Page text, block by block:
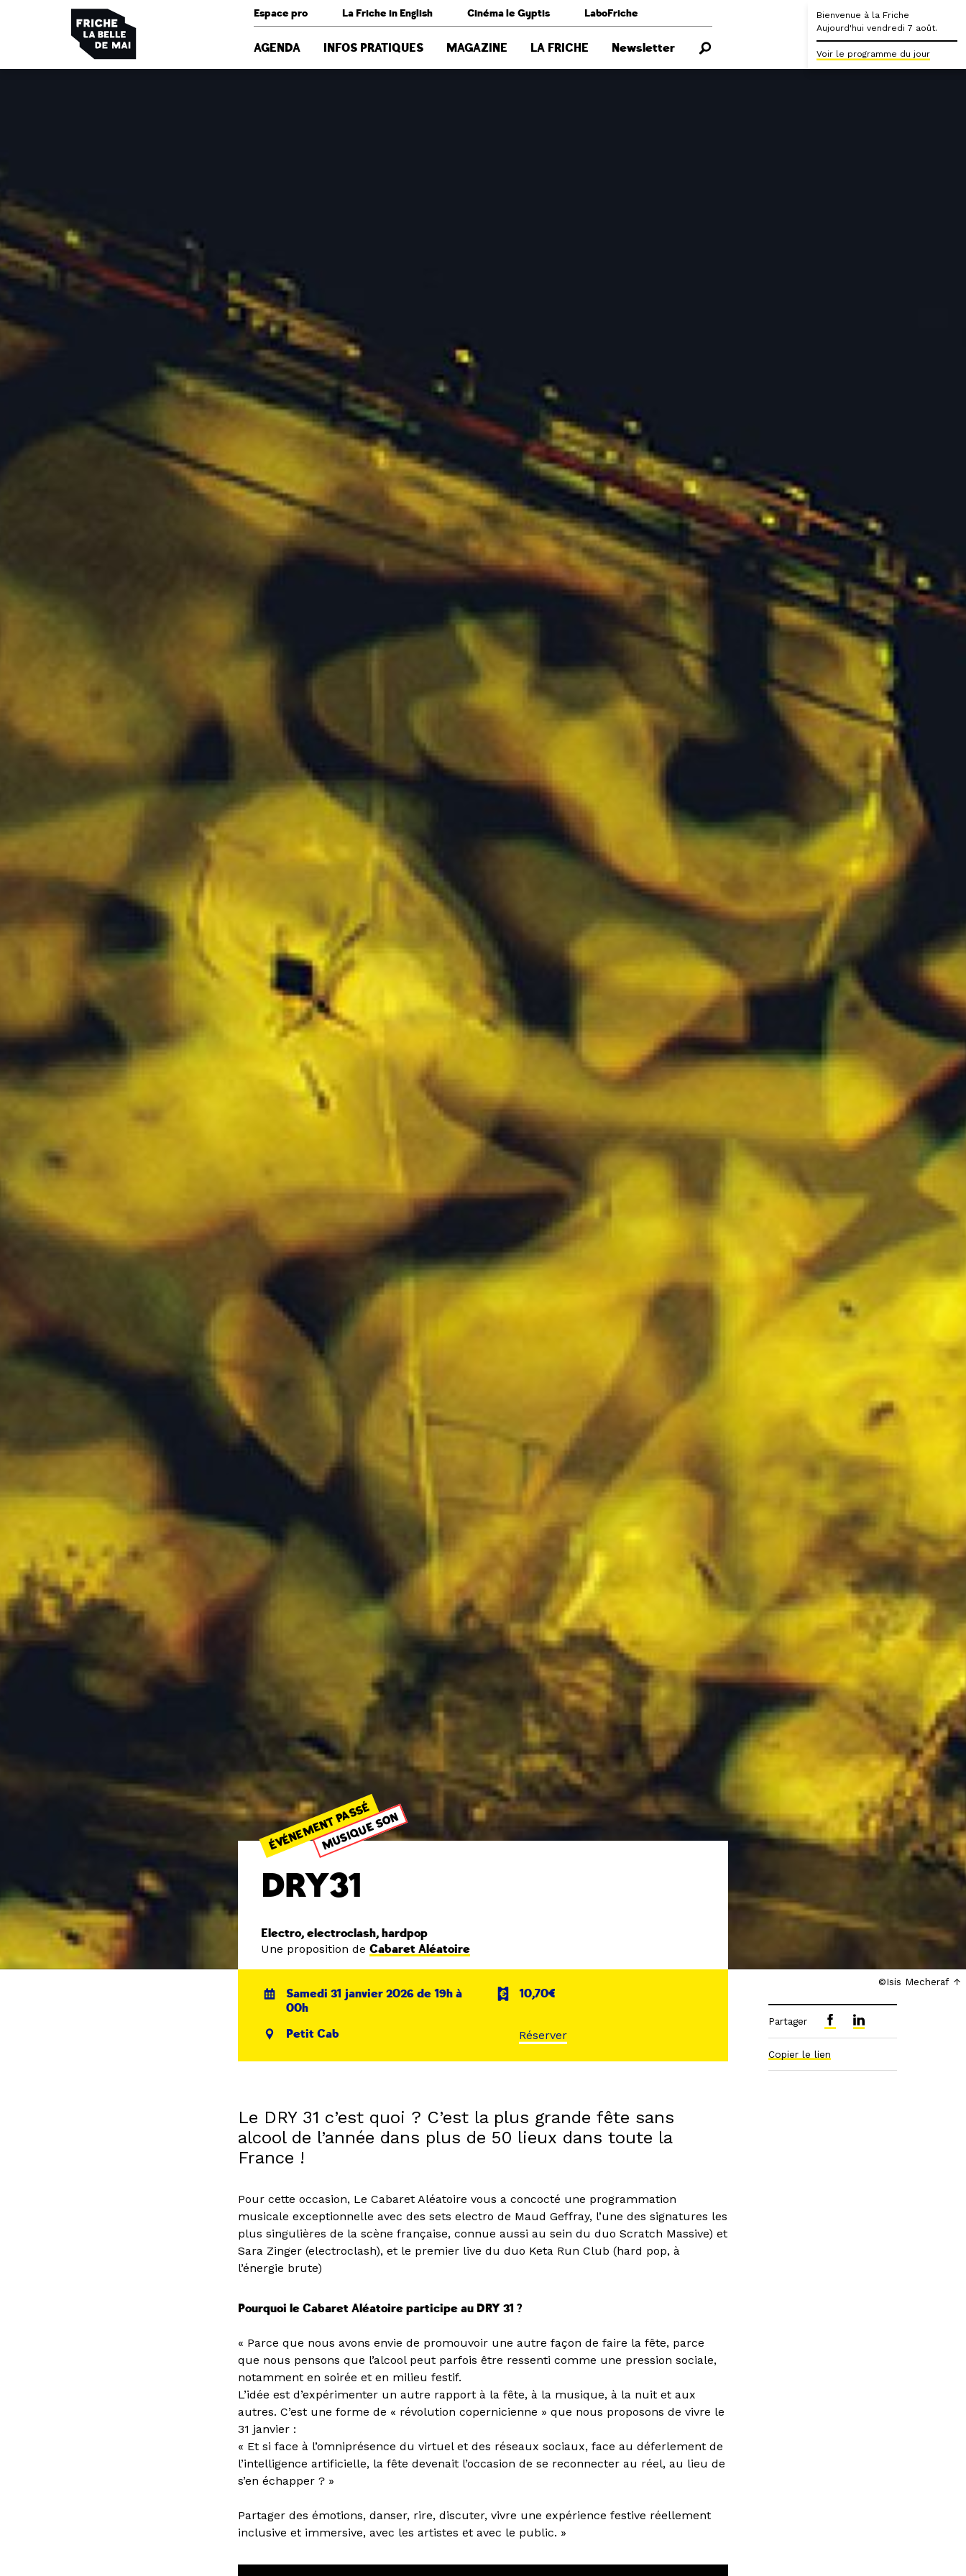
Espace pro La Friche in English Cinéma le Gyptis LaboFriche
AGENDA INFOS PRATIQUES MAGAZINE LA FRICHE Newsletter
Bienvenue à la Friche
Aujourd'hui vendredi 7 août.
Voir le programme du jour
©Isis Mecheraf
ÉVÉNEMENT PASSÉ
MUSIQUE SON
DRY31
Electro, electroclash, hardpop
Une proposition deCabaret Aléatoire
Samedi 31 janvier 2026 de 19h à
00h
10,70€
Petit Cab Réserver
Le DRY 31 c’est quoi ? C’est la plus grande fête sans
alcool de l’année dans plus de 50 lieux dans toute la
France !
Pour cette occasion, Le Cabaret Aléatoire vous a concocté une programmation
musicale exceptionnelle avec des sets electro de Maud Geffray, l’une des signatures les
plus singulières de la scène française, connue aussi au sein du duo Scratch Massive) et
Sara Zinger (electroclash), et le premier live du duo Keta Run Club (hard pop, à
l’énergie brute)
Pourquoi le Cabaret Aléatoire participe au DRY 31 ?
« Parce que nous avons envie de promouvoir une autre façon de faire la fête, parce
que nous pensons que l’alcool peut parfois être ressenti comme une pression sociale,
notamment en soirée et en milieu festif.
L’idée est d’expérimenter un autre rapport à la fête, à la musique, à la nuit et aux
autres. C’est une forme de « révolution copernicienne » que nous proposons de vivre le
31 janvier :
« Et si face à l’omniprésence du virtuel et des réseaux sociaux, face au déferlement de
l’intelligence artificielle, la fête devenait l’occasion de se reconnecter au réel, au lieu de
s’en échapper ? »
Partager des émotions, danser, rire, discuter, vivre une expérience festive réellement
inclusive et immersive, avec les artistes et avec le public. »
Partager
Copier le lien
Panneau de gestion des cookies